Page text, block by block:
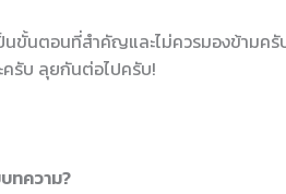
นตอนที่สำคัญและไม่ควรมองข้ามครับ
ครับ ลุยกันต่อไปครับ!
ทความ?